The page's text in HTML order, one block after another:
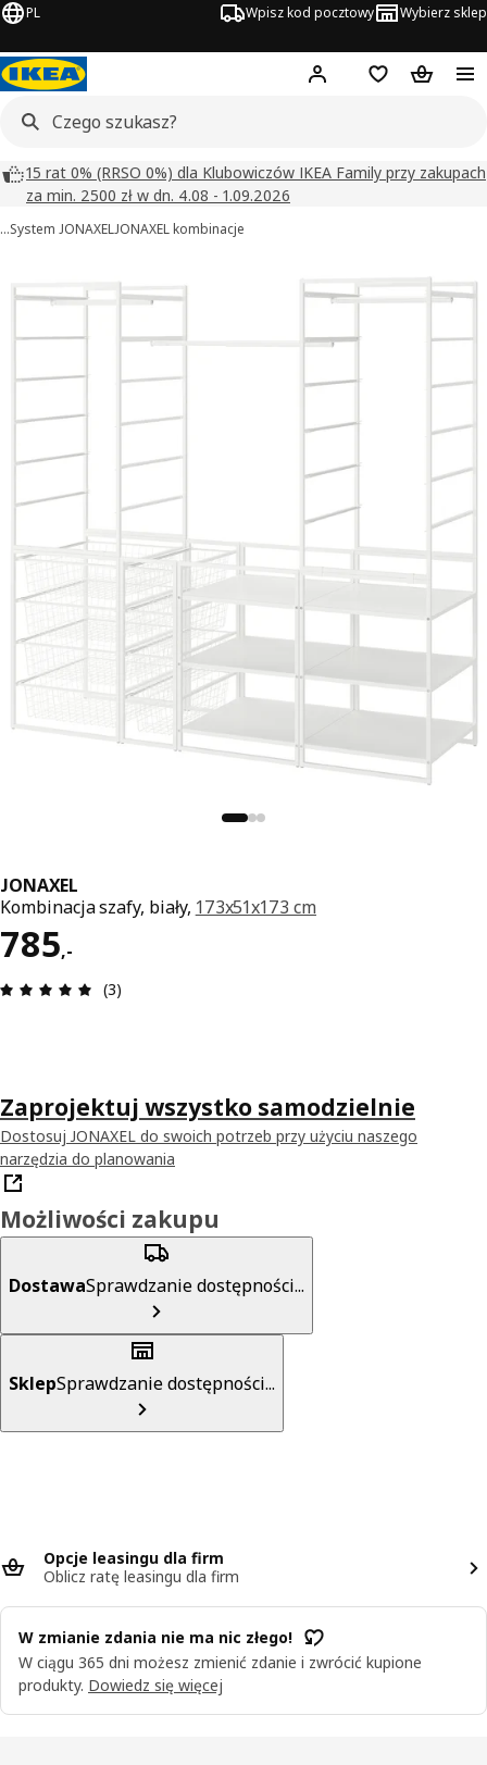
PL Wpisz kod pocztowy Wybierz sklep
Hej! Zaloguj się
Lista zakupowa
Koszyk
15 rat 0% (RRSO 0%) dla Klubowiczów IKEA Family przy zakupach
za min. 2500 zł w dn. 4.08 - 1.09.2026
…System JONAXELJONAXEL kombinacje
JONAXEL
Kombinacja szafy, biały, 173x51x173 cm
785,-
Cena 785,-
Opinia: 5 na 5 gwiazdki. Recenzje ogółem: 3
(3)
Zaprojektuj wszystko samodzielnie
Dostosuj JONAXEL do swoich potrzeb przy użyciu naszego
narzędzia do planowania
Możliwości zakupu
DostawaSprawdzanie dostępności...
SklepSprawdzanie dostępności...
Opcje leasingu dla firm
Oblicz ratę leasingu dla firm
W zmianie zdania nie ma nic złego!
W ciągu 365 dni możesz zmienić zdanie i zwrócić kupione
produkty. Dowiedz się więcej